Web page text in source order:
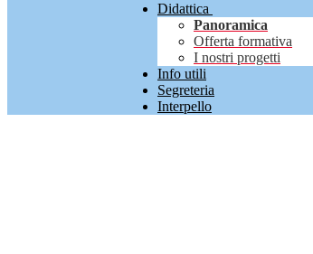
Didattica
Panoramica
Offerta formativa
I nostri progetti
Info utili
Segreteria
Interpello